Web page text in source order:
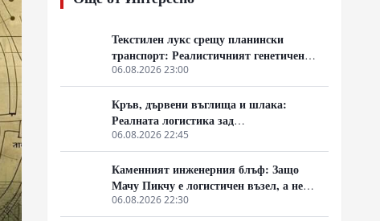
Текстилен лукс срещу планински
транспорт: Реалистичният генетичен
разкол между лама и алпака
06.08.2026 23:00
Кръв, дървени въглища и шлака:
Реалната логистика зад
ранноевропейския добив на руда
06.08.2026 22:45
Каменният инженерния блъф: Защо
Мачу Пикчу е логистичен възел, а не
извънземно чудо
06.08.2026 22:30